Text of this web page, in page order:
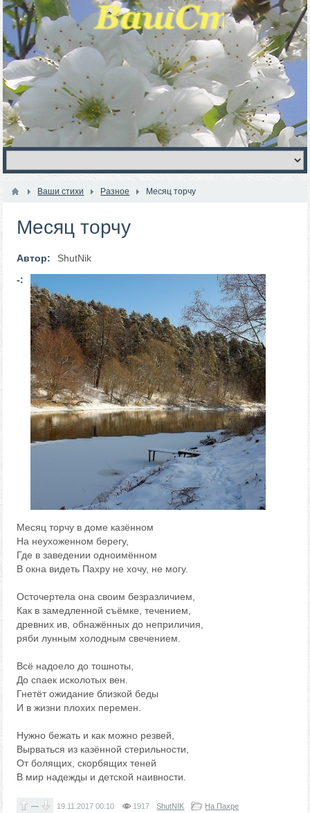
Ваши стихи Разное Месяц торчу
Месяц торчу
Автор:
ShutNik
-:
Месяц торчу в доме казённом
На неухоженном берегу,
Где в заведении одноимённом
В окна видеть Пахру не хочу, не могу.
Осточертела она своим безразличием,
Как в замедленной съёмке, течением,
древних ив, обнажённых до неприличия,
ряби лунным холодным свечением.
Всё надоело до тошноты,
До спаек исколотых вен.
Гнетёт ожидание близкой беды
И в жизни плохих перемен.
Нужно бежать и как можно резвей,
Вырваться из казённой стерильности,
От болящих, скорбящих теней
В мир надежды и детской наивности.
— 19.11.201700:10 1917 ShutNIK На Пахре